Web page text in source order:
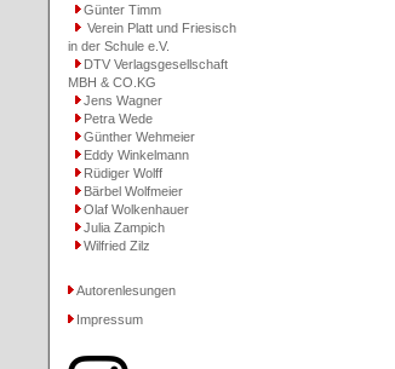
Günter Timm
Verein Platt und Friesisch
in der Schule e.V.
DTV Verlagsgesellschaft
MBH & CO.KG
Jens Wagner
Petra Wede
Günther Wehmeier
Eddy Winkelmann
Rüdiger Wolff
Bärbel Wolfmeier
Olaf Wolkenhauer
Julia Zampich
Wilfried Zilz
Autorenlesungen
Impressum